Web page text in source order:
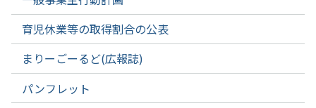
育児休業等の取得割合の公表
まりーごーるど(広報誌)
パンフレット